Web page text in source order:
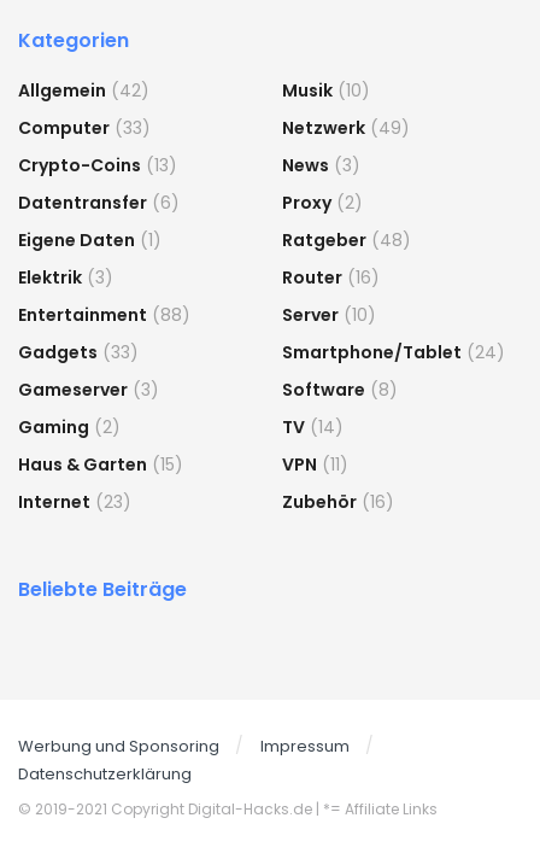
Kategorien
Allgemein (42)
Computer (33)
Crypto-Coins (13)
Datentransfer (6)
Eigene Daten (1)
Elektrik (3)
Entertainment (88)
Gadgets (33)
Gameserver (3)
Gaming (2)
Haus & Garten (15)
Internet (23)
Musik (10)
Netzwerk (49)
News (3)
Proxy(2)
Ratgeber (48)
Router (16)
Server (10)
Smartphone/Tablet (24)
Software (8)
TV (14)
VPN (11)
Zubehör (16)
Beliebte Beiträge
Werbung und Sponsoring
Impressum
Datenschutzerklärung
© 2019-2021 Copyright Digital-Hacks.de | *= Affiliate Links